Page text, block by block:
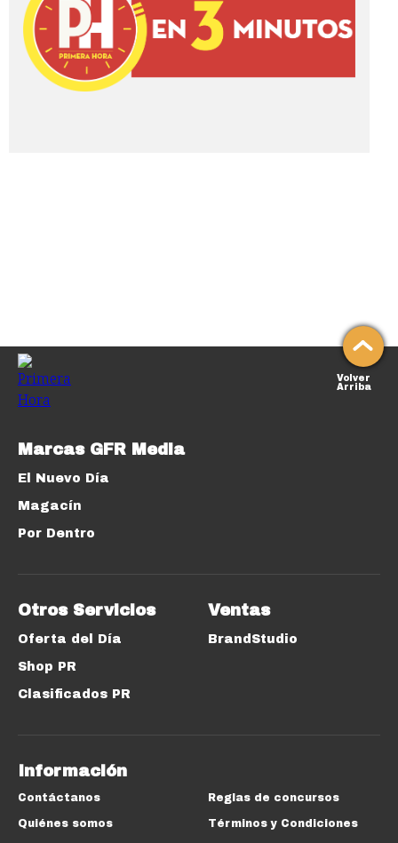
Volver
Arriba
Marcas GFR Media
El Nuevo Día
Magacín
Por Dentro
Otros Servicios
Oferta del Día
Shop PR
Clasificados PR
Ventas
BrandStudio
Información
Contáctanos
Quiénes somos
Reglas de concursos
Términos y Condiciones